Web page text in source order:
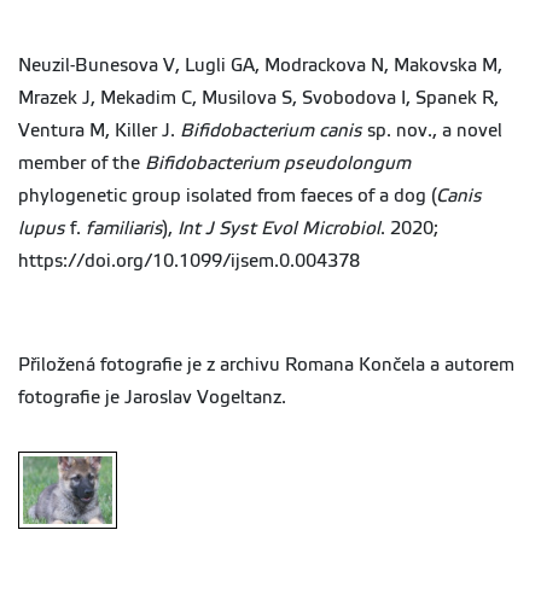
Neuzil-Bunesova V, Lugli GA, Modrackova N, Makovska M,
Mrazek J, Mekadim C, Musilova S, Svobodova I, Spanek R,
Ventura M, Killer J. Bifidobacterium canissp. nov., a novel
member of the Bifidobacterium pseudolongum
phylogenetic group isolated from faeces of a dog (Canis
lupusf. familiaris), Int J Syst Evol Microbiol. 2020;
https://doi.org/10.1099/ijsem.0.004378
Přiložená fotografie je z archivu Romana Končela a autorem
fotografie je Jaroslav Vogeltanz.